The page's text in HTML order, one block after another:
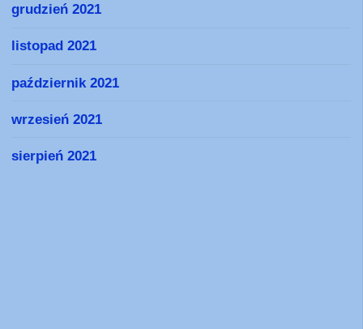
grudzień 2021
listopad 2021
październik 2021
wrzesień 2021
sierpień 2021